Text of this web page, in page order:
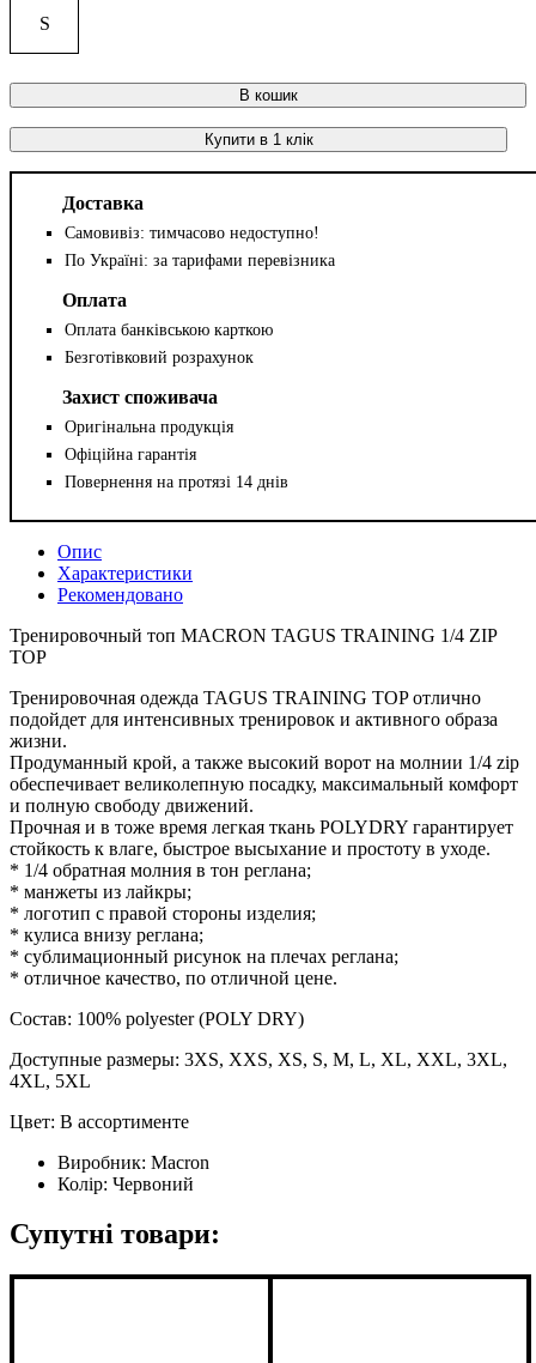
S
В кошик
Купити в 1 клік
Доставка
Самовивіз: тимчасово недоступно!
По Україні: за тарифами перевізника
Оплата
Оплата банківською карткою
Безготівковий розрахунок
Захист споживача
Оригінальна продукція
Офіційна гарантія
Повернення на протязі 14 днів
Опис
Характеристики
Рекомендовано
Тренировочный топ MACRON TAGUS TRAINING 1/4 ZIP
TOP
Тренировочная одежда TAGUS TRAINING TOP отлично
подойдет для интенсивных тренировок и активного образа
жизни.
Продуманный крой, а также высокий ворот на молнии 1/4 zip
обеспечивает великолепную посадку, максимальный комфорт
и полную свободу движений.
Прочная и в тоже время легкая ткань POLYDRY гарантирует
стойкость к влаге, быстрое высыхание и простоту в уходе.
* 1/4 обратная молния в тон реглана;
* манжеты из лайкры;
* логотип с правой стороны изделия;
* кулиса внизу реглана;
* сублимационный рисунок на плечах реглана;
* отличное качество, по отличной цене.
Состав: 100% polyester (POLY DRY)
Доступные размеры: 3XS, XXS, XS, S, M, L, XL, XXL, 3XL,
4XL, 5XL
Цвет: В ассортименте
Виробник: Macron
Колір: Червоний
Супутні товари: